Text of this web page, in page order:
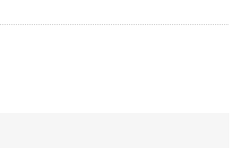
、その許可の際にご同意いただいた内容
請求収納、商品・サービスの提供、品
追加規定は、本規約の一部を構成しま
す。
るものとします。弊社が本規約を変更し
ト又は本サービスを利用された場合に